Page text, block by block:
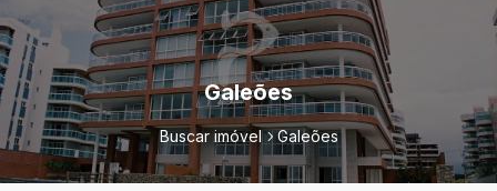
Galeões
Buscar imóvel Galeões